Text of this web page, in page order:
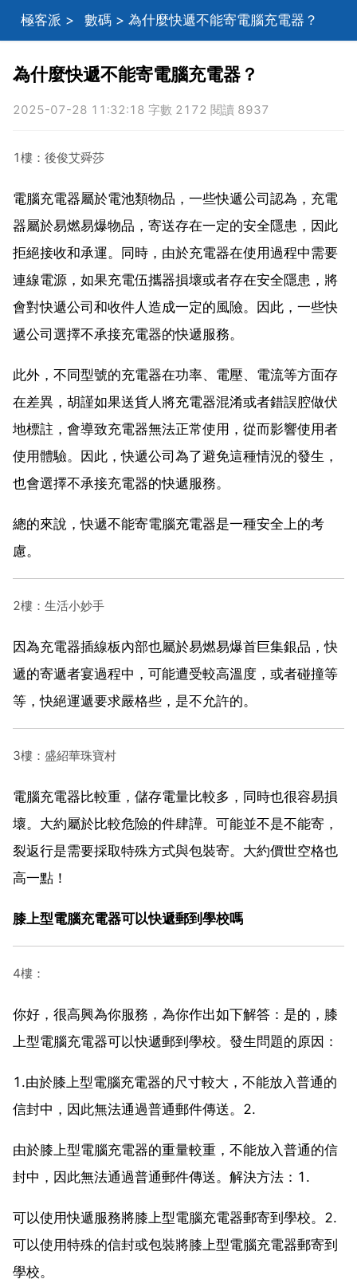
極客派 > 數碼 > 為什麼快遞不能寄電腦充電器？
為什麼快遞不能寄電腦充電器？
2025-07-28 11:32:18 字數 2172 閱讀 8937
1樓：後俊艾舜莎
電腦充電器屬於電池類物品，一些快遞公司認為，充電
器屬於易燃易爆物品，寄送存在一定的安全隱患，因此
拒絕接收和承運。同時，由於充電器在使用過程中需要
連線電源，如果充電伍攜器損壞或者存在安全隱患，將
會對快遞公司和收件人造成一定的風險。因此，一些快
遞公司選擇不承接充電器的快遞服務。
此外，不同型號的充電器在功率、電壓、電流等方面存
在差異，胡謹如果送貨人將充電器混淆或者錯誤腔做伏
地標註，會導致充電器無法正常使用，從而影響使用者
使用體驗。因此，快遞公司為了避免這種情況的發生，
也會選擇不承接充電器的快遞服務。
總的來說，快遞不能寄電腦充電器是一種安全上的考
慮。
2樓：生活小妙手
因為充電器插線板內部也屬於易燃易爆首巨集銀品，快
遞的寄遞者宴過程中，可能遭受較高溫度，或者碰撞等
等，快絕運遞要求嚴格些，是不允許的。
3樓：盛紹華珠寶村
電腦充電器比較重，儲存電量比較多，同時也很容易損
壞。大約屬於比較危險的件肆譁。可能並不是不能寄，
裂返行是需要採取特殊方式與包裝寄。大約價世空格也
高一點！
膝上型電腦充電器可以快遞郵到學校嗎
4樓：
你好，很高興為你服務，為你作出如下解答：是的，膝
上型電腦充電器可以快遞郵到學校。發生問題的原因：
1.由於膝上型電腦充電器的尺寸較大，不能放入普通的
信封中，因此無法通過普通郵件傳送。2.
由於膝上型電腦充電器的重量較重，不能放入普通的信
封中，因此無法通過普通郵件傳送。解決方法：1.
可以使用快遞服務將膝上型電腦充電器郵寄到學校。2.
可以使用特殊的信封或包裝將膝上型電腦充電器郵寄到
學校。